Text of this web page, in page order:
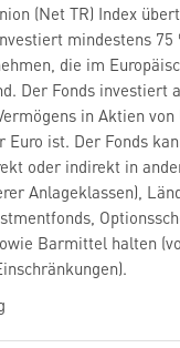
(Net TR) Index
mindestens 75
die im
Der Fonds investiert
in Aktien
ist. Der Fonds
oder indirekt in
Anlageklassen),
Barmittel halten